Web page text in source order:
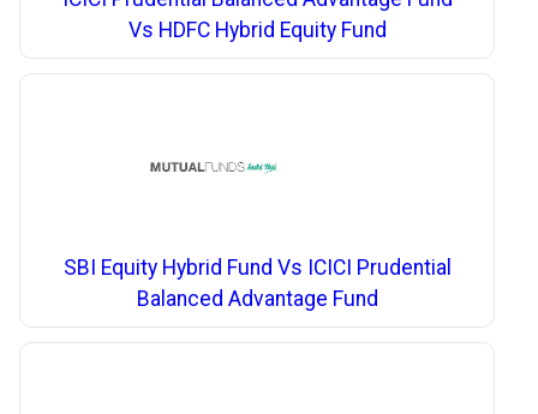
Vs HDFC Hybrid Equity Fund
SBI Equity Hybrid Fund Vs ICICI Prudential
Balanced Advantage Fund